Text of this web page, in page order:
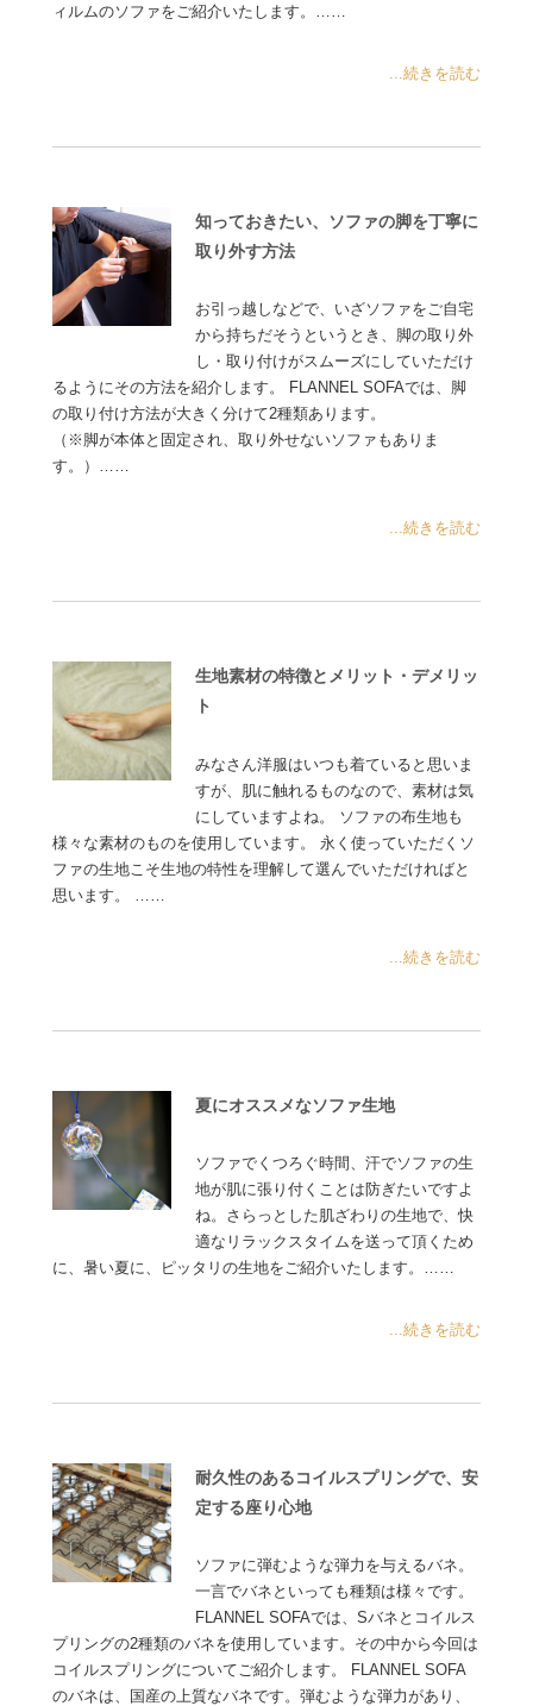
ィルムのソファをご紹介いたします。……
...続きを読む
知っておきたい、ソファの脚を丁寧に
取り外す方法
お引っ越しなどで、いざソファをご自宅
から持ちだそうというとき、脚の取り外
し・取り付けがスムーズにしていただけ
るようにその方法を紹介します。 FLANNEL SOFAでは、脚
の取り付け方法が大きく分けて2種類あります。
（※脚が本体と固定され、取り外せないソファもありま
す。）……
...続きを読む
生地素材の特徴とメリット・デメリッ
ト
みなさん洋服はいつも着ていると思いま
すが、肌に触れるものなので、素材は気
にしていますよね。 ソファの布生地も
様々な素材のものを使用しています。 永く使っていただくソ
ファの生地こそ生地の特性を理解して選んでいただければと
思います。 ……
...続きを読む
夏にオススメなソファ生地
ソファでくつろぐ時間、汗でソファの生
地が肌に張り付くことは防ぎたいですよ
ね。さらっとした肌ざわりの生地で、快
適なリラックスタイムを送って頂くため
に、暑い夏に、ピッタリの生地をご紹介いたします。……
...続きを読む
耐久性のあるコイルスプリングで、安
定する座り心地
ソファに弾むような弾力を与えるバネ。
一言でバネといっても種類は様々です。
FLANNEL SOFAでは、Sバネとコイルス
プリングの2種類のバネを使用しています。その中から今回は
コイルスプリングについてご紹介します。 FLANNEL SOFA
のバネは、国産の上質なバネです。弾むような弾力があり、